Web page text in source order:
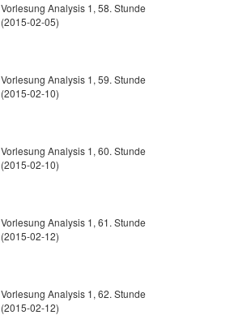
Vorlesung Analysis 1, 58. Stunde
(2015-02-05)
Vorlesung Analysis 1, 59. Stunde
(2015-02-10)
Vorlesung Analysis 1, 60. Stunde
(2015-02-10)
Vorlesung Analysis 1, 61. Stunde
(2015-02-12)
Vorlesung Analysis 1, 62. Stunde
(2015-02-12)